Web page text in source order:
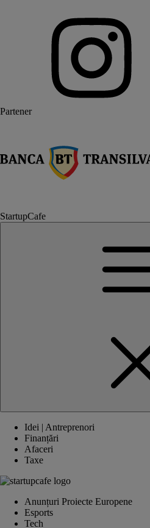
Partener
StartupCafe
Idei | Antreprenori
Finanțări
Afaceri
Taxe
Anunțuri Proiecte Europene
Esports
Tech